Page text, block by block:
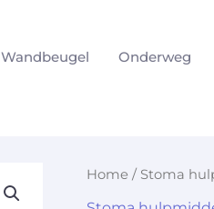
Wandbeugel Onderweg
Home / Stoma